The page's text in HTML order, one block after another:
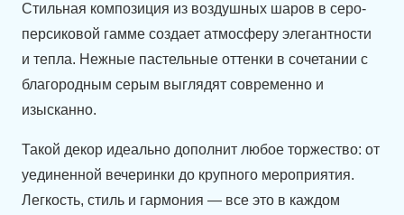
Стильная композиция из воздушных шаров в серо-
персиковой гамме создает атмосферу элегантности
и тепла. Нежные пастельные оттенки в сочетании с
благородным серым выглядят современно и
изысканно.
Такой декор идеально дополнит любое торжество: от
уединенной вечеринки до крупного мероприятия.
Легкость, стиль и гармония — все это в каждом